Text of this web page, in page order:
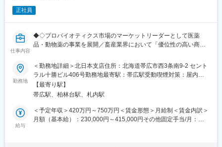
を身につけます。
・入社2週間～1カ月 ： 先輩社員に同行し、仕事の流れを学びま
キルを習得します。
・入社1カ月以降 ： 慣れてきたら独り立ち。既存のお客様をメイ
ンに訪問します。
★困ったら先輩社員に相談しやすい雰囲気です！
＜専門資格を取得できる＞
・入社後は、医薬品販売の専門知識を身につけるために、登録販
正社員
仕事内容
◆◇プロバイオティクス市場のマーケットリーダーとして医薬
品・動物薬の事業を展開／畜産業界において「優位性の高い商
いたします！◆◇
■業務内容：
「ビオスリー」を代表とする製薬企業の当社にて「動物用医薬
品」の営業をお任せいたします
・代理店や獣医師、畜産生産者への訪問（売上進捗、案件などの
打ち合わせ等）
・販売代理店や特約店との同行訪問、関係性の構築
勤務地
＜勤務地詳細＞北日本支店住所：北海道帯広市西3条南9-2 セント
ラル十勝ビル406号勤務地最寄駅：帯広駅受動喫煙対策：屋内全
面禁煙変更の範囲：本文参照
【最寄り駅】
帯広駅、柏林台駅、札内駅
給与
＜予定年収＞420万円～750万円＜賃金形態＞月給制＜賃金内訳＞
月額（基本給）：230,000円～415,000円その他固定手当/月：